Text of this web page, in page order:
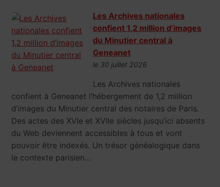
Les Archives nationales
confient 1,2 million d’images
du Minutier central à
Geneanet
le 30 juillet 2026
Les Archives nationales
confient à Geneanet l’hébergement de 1,2 million
d’images du Minutier central des notaires de Paris.
Des actes des XVIe et XVIIe siècles jusqu’ici absents
du Web deviennent accessibles à tous et vont
pouvoir être indexés. Un trésor généalogique dans
le contexte parisien...